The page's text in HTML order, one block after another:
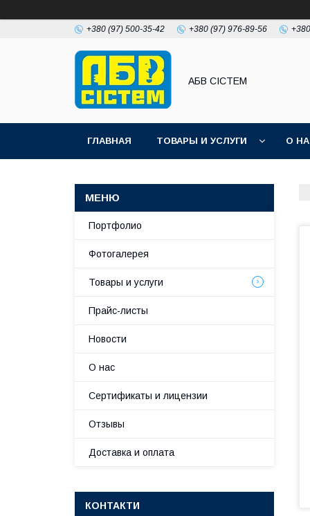
+380 (97) 500-35-42 +380 (97) 976-89-56
АБВ СІСТЕМ
ГЛАВНАЯ ТОВАРЫ И УСЛУГИ О
Портфолио
Фотогалерея
Товары и услуги
Прайс-листы
Новости
О нас
Сертификаты и лицензии
Отзывы
Доставка и оплата
КОНТАКТИ